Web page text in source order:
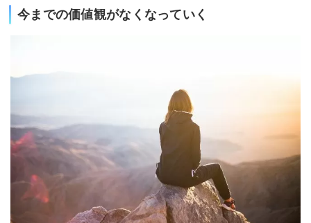
今までの価値観がなくなっていく